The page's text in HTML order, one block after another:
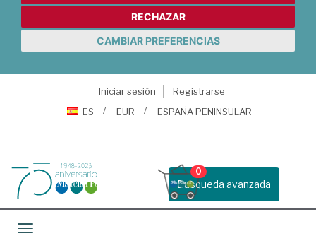
RECHAZAR
CAMBIAR PREFERENCIAS
Iniciar sesión
Registrarse
ES
EUR ESPAÑA PENINSULAR
Busqueda avanzada
0
Toggle navigation